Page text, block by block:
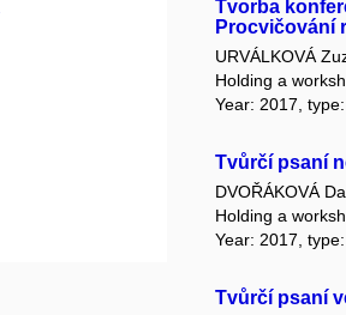
Tvorba
Procvičování
URVÁLKOVÁ
Holding a
Year: 2017,
Tvůrčí psaní
DVOŘÁKOVÁ
Holding a
Year: 2017,
Tvůrčí psaní